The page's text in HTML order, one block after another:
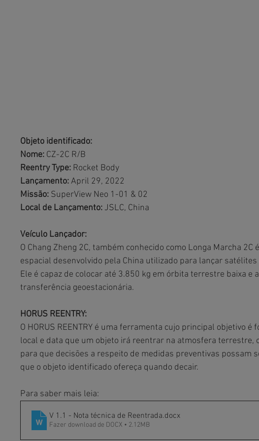
Objeto identificado:
Nome: CZ-2C R/B
Reentry Type: Rocket Body
Lançamento: April 29, 2022
Missão: SuperView Neo 1-01 & 02
Local de Lançamento: JSLC, China
Veículo Lançador:
O Chang Zheng 2C, também conhecido como Longa Marcha
espacial desenvolvido pela China utilizado para lançar
Ele é capaz de colocar até 3.850 kg em órbita terrestre baixa e
transferência geoestacionária.
HORUS REENTRY:
O HORUS REENTRY é uma ferramenta cujo principal objetivo
local e data que um objeto irá reentrar na atmosfera terrestre,
para que decisões a respeito de medidas preventivas possam
que o objeto identificado ofereça quando decair.
Para saber mais leia:
V 1.1 - Nota técnica de Reentrada.docx
Fazer download de DOCX • 2.12MB